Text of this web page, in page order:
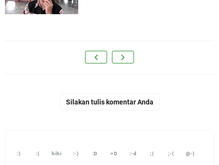
Silakan tulis komentar Anda
:) :( hihi :-) :D =D :-d ;( ;-( @-)